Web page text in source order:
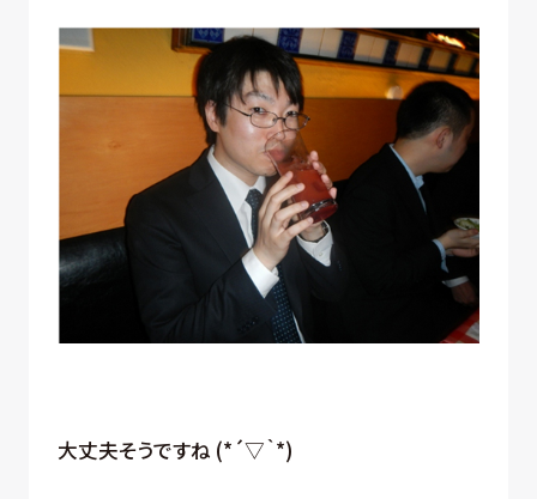
大丈夫そうですね (*´▽｀*)